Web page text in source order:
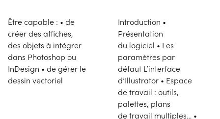
Être capable : • de
créer des affiches,
des objets à intégrer
dans Photoshop ou
InDesign • de gérer le
dessin vectoriel
Introduction •
Présentation
du logiciel • Les
paramètres par
défaut L’interface
d’Illustrator • Espace
de travail : outils,
palettes, plans
de travail multiples… •